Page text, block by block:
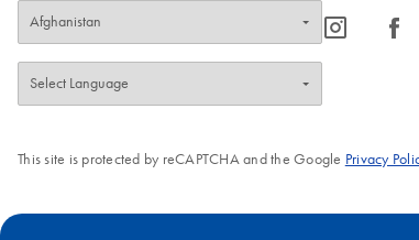
icon_0065_instagram-s icon_0064_facebook-s
This site is protected by reCAPTCHA and the Google Privacy